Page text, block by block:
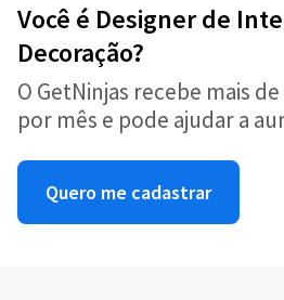
Você é Designer de
Decoração?
O GetNinjas recebe mais
por mês e pode ajudar a
Quero me cadastrar